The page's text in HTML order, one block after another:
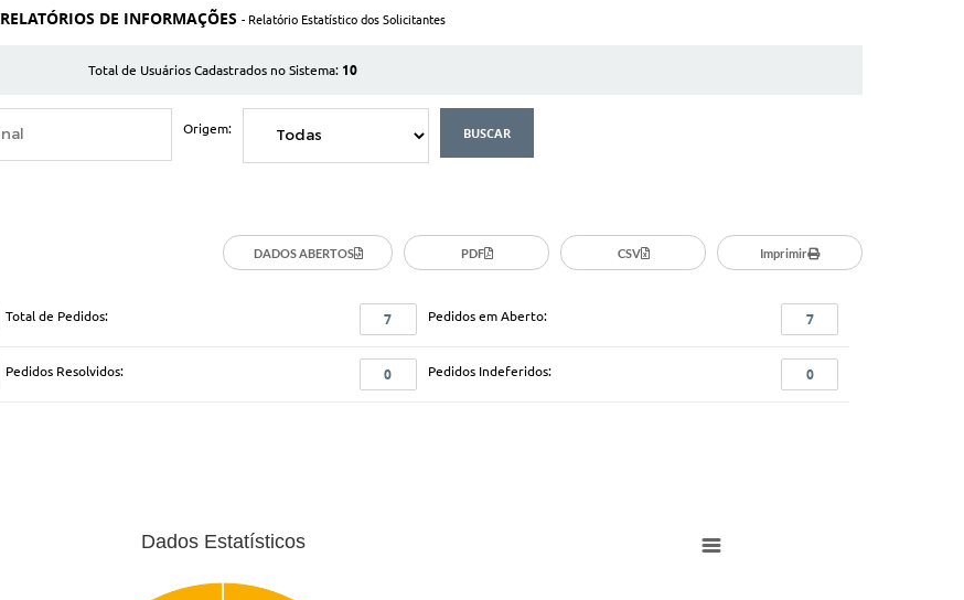
RELATÓRIOS DE INFORMAÇÕES - Relatório Estatístico dos Solicitantes
Total de Usuários Cadastrados no Sistema: 10
Origem:
DADOS ABERTOS PDF CSV Imprimir
Total de Pedidos: 7 Pedidos em Aberto: 7
Pedidos Resolvidos: 0 Pedidos Indeferidos: 0
Dados Estatísticos